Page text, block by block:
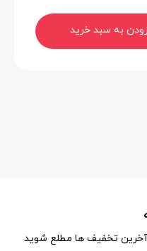
به سبد خرید
تخفیف ها مطلع شوید